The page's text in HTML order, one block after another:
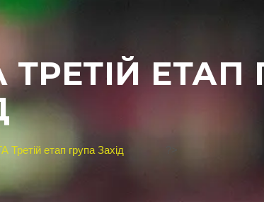
ТРЕТІЙ ЕТАП
етап група Захід